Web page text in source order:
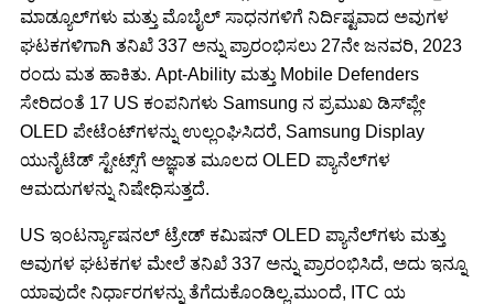
ಮಾಡ್ಯೂಲ್‌ಗಳು ಮತ್ತು ಮೊಬೈಲ್ ಸಾಧನಗಳಿಗೆ ನಿರ್ದಿಷ್ಟವಾದ ಅವುಗಳ
ಘಟಕಗಳಿಗಾಗಿ ತನಿಖೆ 337 ಅನ್ನು ಪ್ರಾರಂಭಿಸಲು 27ನೇ ಜನವರಿ, 2023
ರಂದು ಮತ ಹಾಕಿತು. Apt-Ability ಮತ್ತು Mobile Defenders
ಸೇರಿದಂತೆ 17 US ಕಂಪನಿಗಳು Samsung ನ ಪ್ರಮುಖ ಡಿಸ್‌ಪ್ಲೇ
OLED ಪೇಟೆಂಟ್‌ಗಳನ್ನು ಉಲ್ಲಂಘಿಸಿದರೆ, Samsung Display
ಯುನೈಟೆಡ್ ಸ್ಟೇಟ್ಸ್‌ಗೆ ಅಜ್ಞಾತ ಮೂಲದ OLED ಪ್ಯಾನೆಲ್‌ಗಳ
ಆಮದುಗಳನ್ನು ನಿಷೇಧಿಸುತ್ತದೆ.
US ಇಂಟರ್ನ್ಯಾಷನಲ್ ಟ್ರೇಡ್ ಕಮಿಷನ್ OLED ಪ್ಯಾನೆಲ್‌ಗಳು ಮತ್ತು
ಅವುಗಳ ಘಟಕಗಳ ಮೇಲೆ ತನಿಖೆ 337 ಅನ್ನು ಪ್ರಾರಂಭಿಸಿದೆ, ಅದು ಇನ್ನೂ
ಯಾವುದೇ ನಿರ್ಧಾರಗಳನ್ನು ತೆಗೆದುಕೊಂಡಿಲ್ಲ.ಮುಂದೆ, ITC ಯ